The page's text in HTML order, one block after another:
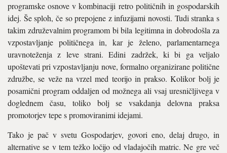
programske osnove v kombinaciji retro političnih in gospodarskih
idej. Še sploh, če so prepojene z infuzijami novosti. Tudi stranka s
takim združevalnim programom bi bila legitimna in dobrodošla za
vzpostavljanje političnega in, kar je želeno, parlamentarnega
uravnoteženja z leve strani. Edini zadržek, ki bi ga veljalo
upoštevati pri vzpostavljanju nove, formalno organizirane politične
združbe, se veže na vrzel med teorijo in prakso. Kolikor bolj je
posamični program oddaljen od možnega ali vsaj uresničljivega v
doglednem času, toliko bolj se vsakdanja delovna praksa
promotorjev tepe s promoviranimi idejami.
Tako je pač v svetu Gospodarjev, govori eno, delaj drugo, in
alternative se v tem težko ločijo od vladajočih matric. Ne gre več